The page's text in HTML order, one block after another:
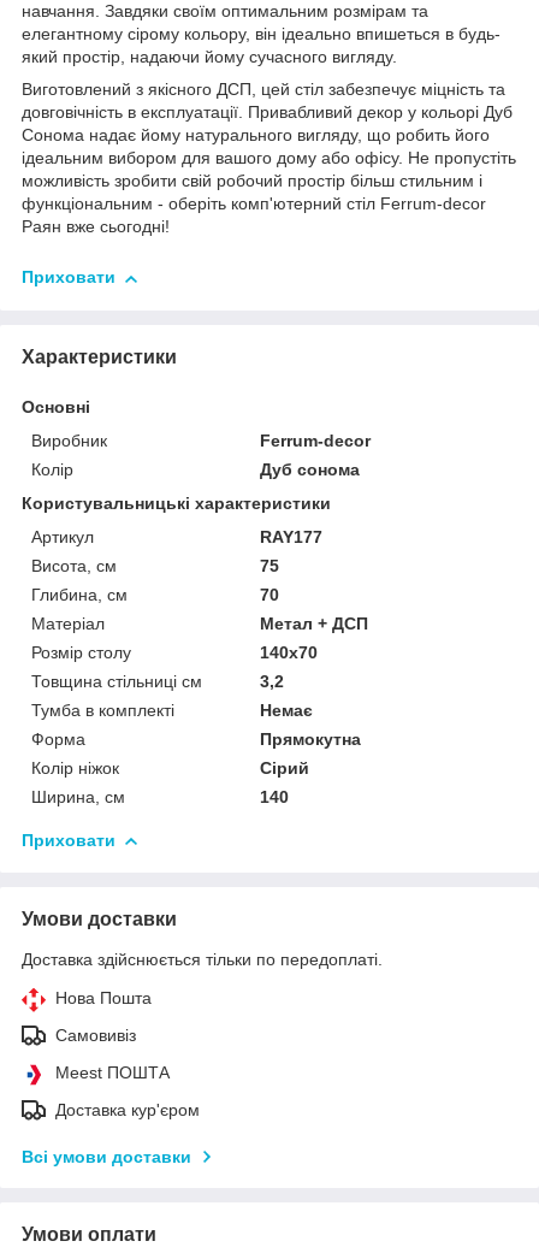
навчання. Завдяки своїм оптимальним розмірам та
елегантному сірому кольору, він ідеально впишеться в будь-
який простір, надаючи йому сучасного вигляду.
Виготовлений з якісного ДСП, цей стіл забезпечує міцність та
довговічність в експлуатації. Привабливий декор у кольорі Дуб
Сонома надає йому натурального вигляду, що робить його
ідеальним вибором для вашого дому або офісу. Не пропустіть
можливість зробити свій робочий простір більш стильним і
функціональним - оберіть комп'ютерний стіл Ferrum-decor
Раян вже сьогодні!
Приховати
Характеристики
Основні
Виробник
Ferrum-decor
Колір
Дуб сонома
Користувальницькі характеристики
Артикул
RAY177
Висота, см
75
Глибина, см
70
Матеріал
Метал + ДСП
Розмір столу
140х70
Товщина стільниці см
3,2
Тумба в комплекті
Немає
Форма
Прямокутна
Колір ніжок
Сірий
Ширина, см
140
Приховати
Умови доставки
Доставка здійснюється тільки по передоплаті.
Нова Пошта
Самовивіз
Meest ПОШТА
Доставка кур'єром
Всі умови доставки
Умови оплати